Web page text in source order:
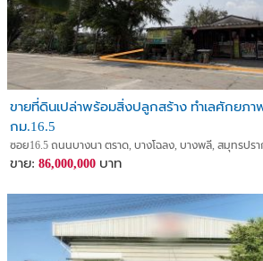
ขายที่ดินเปล่าพร้อมสิ่งปลูกสร้าง ทำเลศักยภ
กม.16.5
ซอย16.5 ถนนบางนา ตราด, บางโฉลง, บางพลี, สมุทรปรา
ขาย: 86,000,000 บาท